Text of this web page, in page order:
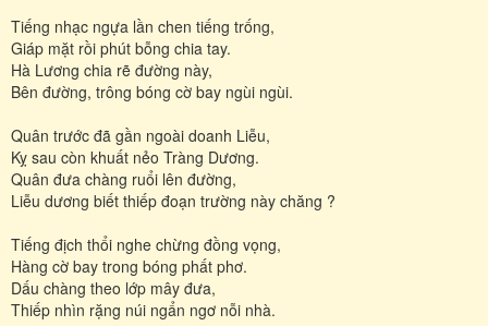
Tiếng nhạc ngựa lần chen tiếng trống,
Giáp mặt rồi phút bỗng chia tay.
Hà Lương chia rẽ đường này,
Bên đường, trông bóng cờ bay ngùi ngùi.
Quân trước đã gần ngoài doanh Liễu,
Kỵ sau còn khuất nẻo Tràng Dương.
Quân đưa chàng ruổi lên đường,
Liễu dương biết thiếp đoạn trường này chăng ?
Tiếng địch thổi nghe chừng đồng vọng,
Hàng cờ bay trong bóng phất phơ.
Dấu chàng theo lớp mây đưa,
Thiếp nhìn rặng núi ngẩn ngơ nỗi nhà.